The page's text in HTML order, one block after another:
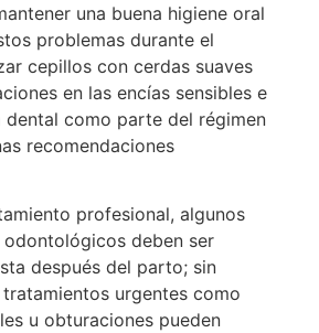
una buena higiene oral
problemas durante el
cepillos con cerdas suaves
en las encías sensibles e
dental como parte del régimen
recomendaciones
profesional, algunos
deben ser
después del parto; sin
urgentes como
u obturaciones pueden